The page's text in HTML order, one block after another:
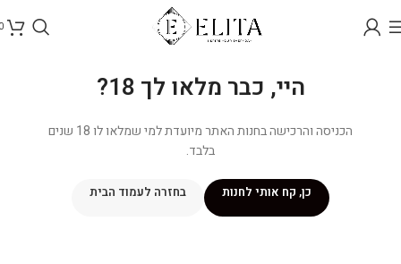
היי, כבר מלאו לך 18?
הכניסה והרכישה בחנות האתר מיועדת למי שמלאו לו 18 שנים
בלבד.
כן, קח אותי לחנות בחזרה לעמוד הבית